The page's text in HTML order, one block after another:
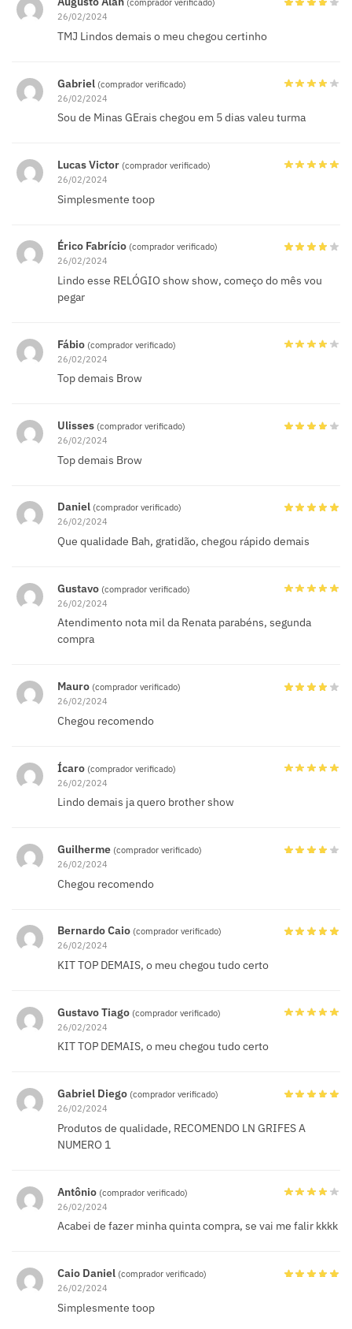
26/02/2024
TMJ Lindos demais o meu chegou certinho
Gabriel (comprador verificado)
26/02/2024
Sou de Minas GErais chegou em 5 dias valeu turma
Lucas Victor (comprador verificado)
26/02/2024
Simplesmente toop
Érico Fabrício (comprador verificado)
26/02/2024
Lindo esse RELÓGIO show show, começo do mês vou
pegar
Fábio (comprador verificado)
26/02/2024
Top demais Brow
Ulisses (comprador verificado)
26/02/2024
Top demais Brow
Daniel (comprador verificado)
26/02/2024
Que qualidade Bah, gratidão, chegou rápido demais
Gustavo (comprador verificado)
26/02/2024
Atendimento nota mil da Renata parabéns, segunda
compra
Mauro (comprador verificado)
26/02/2024
Chegou recomendo
Ícaro (comprador verificado)
26/02/2024
Lindo demais ja quero brother show
Guilherme (comprador verificado)
26/02/2024
Chegou recomendo
Bernardo Caio (comprador verificado)
26/02/2024
KIT TOP DEMAIS, o meu chegou tudo certo
Gustavo Tiago (comprador verificado)
26/02/2024
KIT TOP DEMAIS, o meu chegou tudo certo
Gabriel Diego (comprador verificado)
26/02/2024
Produtos de qualidade, RECOMENDO LN GRIFES A
NUMERO 1
Antônio (comprador verificado)
26/02/2024
Acabei de fazer minha quinta compra, se vai me falir kkkk
Caio Daniel (comprador verificado)
26/02/2024
Simplesmente toop